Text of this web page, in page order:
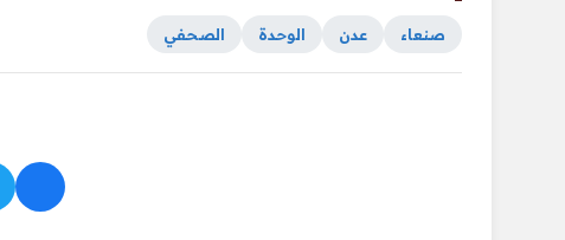
صنعاء عدن الوحدة الصحفي